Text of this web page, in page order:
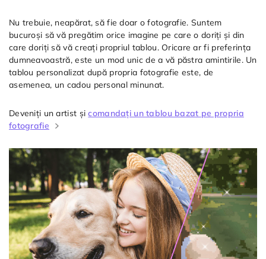
Nu trebuie, neapărat, să fie doar o fotografie. Suntem
bucuroși să vă pregătim orice imagine pe care o doriți și din
care doriți să vă creați propriul tablou. Oricare ar fi preferința
dumneavoastră, este un mod unic de a vă păstra amintirile. Un
tablou personalizat după propria fotografie este, de
asemenea, un cadou personal minunat.
Deveniți un artist șicomandați un tablou bazat pe propria
fotografie